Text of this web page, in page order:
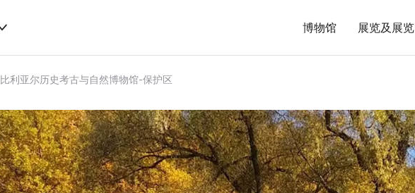
博物馆 展览及展览
比利亚尔历史考古与自然博物馆-保护区